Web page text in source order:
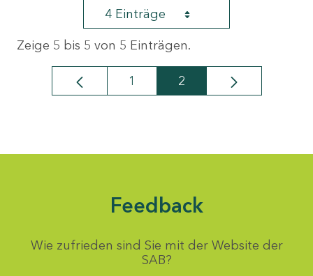
4 Einträge
Zeige 5 bis 5 von 5 Einträgen.
Seite
1 Seite
2
Feedback
Wie zufrieden sind Sie mit der Website der
SAB?